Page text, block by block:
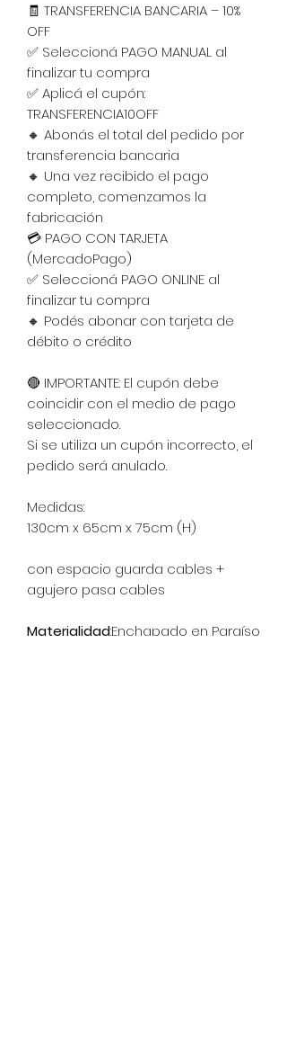
🧾 TRANSFERENCIA BANCARIA – 10%
OFF
✅ Seleccioná PAGO MANUAL al
finalizar tu compra
✅ Aplicá el cupón:
TRANSFERENCIA10OFF
🔸 Abonás el total del pedido por
transferencia bancaria
🔸 Una vez recibido el pago
completo, comenzamos la
fabricación
💳 PAGO CON TARJETA
(MercadoPago)
✅ Seleccioná PAGO ONLINE al
finalizar tu compra
🔸 Podés abonar con tarjeta de
débito o crédito
🔴 IMPORTANTE: El cupón debe
coincidir con el medio de pago
seleccionado.
Si se utiliza un cupón incorrecto, el
pedido será anulado.
Medidas:
130cm x 65cm x 75cm (H)
con espacio guarda cables +
agujero pasa cables
Materialidad:Enchapado en Paraíso